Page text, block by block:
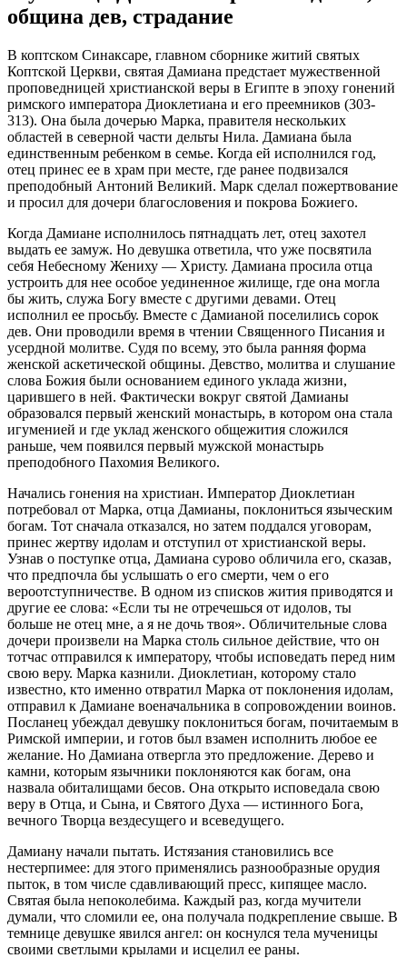
община дев, страдание
В коптском Синаксаре, главном сборнике житий святых
Коптской Церкви, святая Дамиана предстает мужественной
проповедницей христианской веры в Египте в эпоху гонений
римского императора Диоклетиана и его преемников (303-
313). Она была дочерью Марка, правителя нескольких
областей в северной части дельты Нила. Дамиана была
единственным ребенком в семье. Когда ей исполнился год,
отец принес ее в храм при месте, где ранее подвизался
преподобный Антоний Великий. Марк сделал пожертвование
и просил для дочери благословения и покрова Божиего.
Когда Дамиане исполнилось пятнадцать лет, отец захотел
выдать ее замуж. Но девушка ответила, что уже посвятила
себя Небесному Жениху — Христу. Дамиана просила отца
устроить для нее особое уединенное жилище, где она могла
бы жить, служа Богу вместе с другими девами. Отец
исполнил ее просьбу. Вместе с Дамианой поселились сорок
дев. Они проводили время в чтении Священного Писания и
усердной молитве. Судя по всему, это была ранняя форма
женской аскетической общины. Девство, молитва и слушание
слова Божия были основанием единого уклада жизни,
царившего в ней. Фактически вокруг святой Дамианы
образовался первый женский монастырь, в котором она стала
игуменией и где уклад женского общежития сложился
раньше, чем появился первый мужской монастырь
преподобного Пахомия Великого.
Начались гонения на христиан. Император Диоклетиан
потребовал от Марка, отца Дамианы, поклониться языческим
богам. Тот сначала отказался, но затем поддался уговорам,
принес жертву идолам и отступил от христианской веры.
Узнав о поступке отца, Дамиана сурово обличила его, сказав,
что предпочла бы услышать о его смерти, чем о его
вероотступничестве. В одном из списков жития приводятся и
другие ее слова: «Если ты не отречешься от идолов, ты
больше не отец мне, а я не дочь твоя». Обличительные слова
дочери произвели на Марка столь сильное действие, что он
тотчас отправился к императору, чтобы исповедать перед ним
свою веру. Марка казнили. Диоклетиан, которому стало
известно, кто именно отвратил Марка от поклонения идолам,
отправил к Дамиане военачальника в сопровождении воинов.
Посланец убеждал девушку поклониться богам, почитаемым в
Римской империи, и готов был взамен исполнить любое ее
желание. Но Дамиана отвергла это предложение. Дерево и
камни, которым язычники поклоняются как богам, она
назвала обиталищами бесов. Она открыто исповедала свою
веру в Отца, и Сына, и Святого Духа — истинного Бога,
вечного Творца вездесущего и всеведущего.
Дамиану начали пытать. Истязания становились все
нестерпимее: для этого применялись разнообразные орудия
пыток, в том числе сдавливающий пресс, кипящее масло.
Святая была непоколебима. Каждый раз, когда мучители
думали, что сломили ее, она получала подкрепление свыше. В
темнице девушке явился ангел: он коснулся тела мученицы
своими светлыми крылами и исцелил ее раны.